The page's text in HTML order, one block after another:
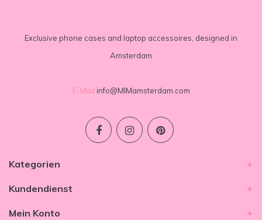
Exclusive phone cases and laptop accessoires, designed in
Amsterdam
E-Mail info@MIMamsterdam.com
Kategorien
Kundendienst
Mein Konto